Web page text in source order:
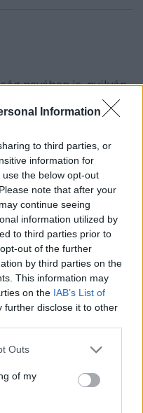
Information
to third parties, or
information for
the below opt-out
note that after your
continue seeing
information utilized by
to third parties prior to
out of the further
by third parties on the
This information may
on the IAB’s List of
further disclose it to other
one or more Google
You may click to
its third-party tags to
in below Google
Outs
of my
nevében is, nyilván
dicsérik, és úgy tűnik,
szeretnék élni,
le az ígéret és
Egy olyan világot
mentén
országot szeretnék,
mellett és nem
vagy elrettentésből.
okos és bátor.